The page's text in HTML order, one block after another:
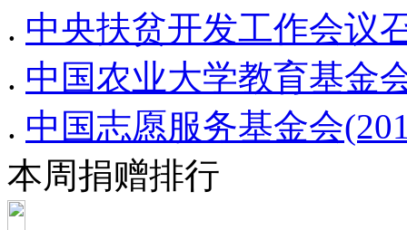
. 中央扶贫开发工作会议
. 中国农业大学教育基金
. 中国志愿服务基金会
本周捐赠排行